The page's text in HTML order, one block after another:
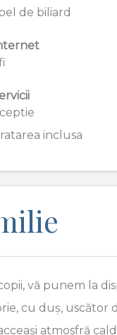
de biliard
inclusa
vă punem la
cu duș,
atmosfră